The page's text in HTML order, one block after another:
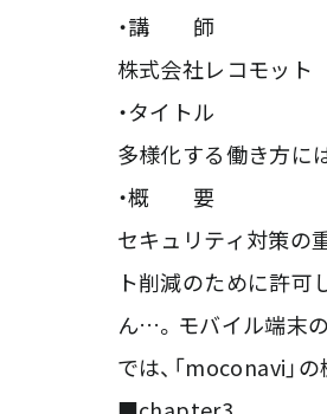
・講 師
株式会社レコモッ
・タイトル
多様化する働き方に
・概 要
セキュリティ対策の
ト削減のために許可
ん…。モバイル端末
では、「moconavi」